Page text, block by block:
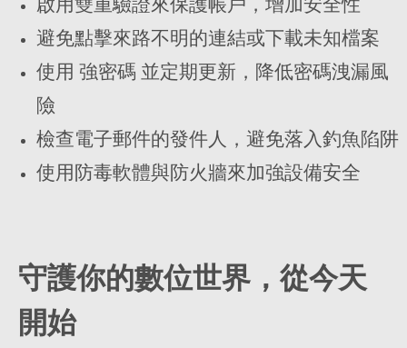
啟用雙重驗證來保護帳戶，增加安全性
避免點擊來路不明的連結或下載未知檔案
使用 強密碼 並定期更新，降低密碼洩漏風
險
檢查電子郵件的發件人，避免落入釣魚陷阱
使用防毒軟體與防火牆來加強設備安全
守護你的數位世界，從今天
開始